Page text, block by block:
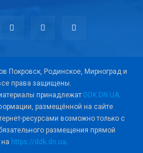
Покровск, Родинское, Мирноград и
права защищены.
принадлежат DDK.DN.UA.
размещённой на сайте
ресурсами возможно только с
размещения прямой
https://ddk.dn.ua.